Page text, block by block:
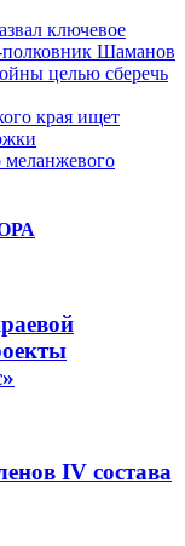
ключевое
полковник Шаманов
целью сберечь
края ищет
меланжевого
IV состава